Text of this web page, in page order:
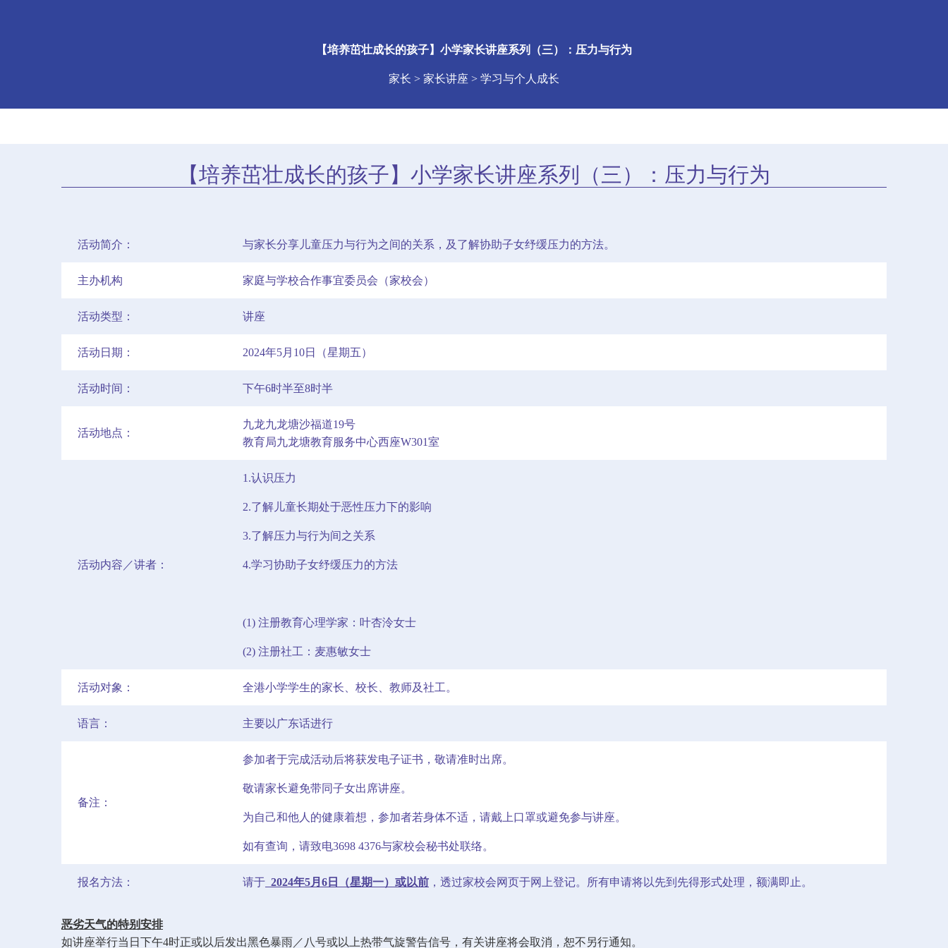
【培养茁壮成长的孩子】小学家长讲座系列（三）：压力与行为
家长 > 家长讲座 > 学习与个人成长
【培养茁壮成长的孩子】小学家长讲座系列（三）：压力与行为
活动简介： 与家长分享儿童压力与行为之间的关系，及了解协助子女纾缓压力的方法。
主办机构 家庭与学校合作事宜委员会（家校会）
活动类型： 讲座
活动日期： 2024年5月10日（星期五）
活动时间： 下午6时半至8时半
活动地点：
九龙九龙塘沙福道19号
教育局九龙塘教育服务中心西座W301室
活动内容／讲者：
1.认识压力
2.了解儿童长期处于恶性压力下的影响
3.了解压力与行为间之关系
4.学习协助子女纾缓压力的方法
(1) 注册教育心理学家：叶杏泠女士
(2) 注册社工：麦惠敏女士
活动对象： 全港小学学生的家长、校长、教师及社工。
语言： 主要以广东话进行
备注：
参加者于完成活动后将获发电子证书，敬请准时出席。
敬请家长避免带同子女出席讲座。
为自己和他人的健康着想，参加者若身体不适，请戴上口罩或避免参与讲座。
如有查询，请致电3698 4376与家校会秘书处联络。
报名方法： 请于 2024年5月6日（星期一）或以前 ，透过家校会网页于网上登记。所有申请将以先到先得形式处理，额满即止。
恶劣天气的特别安排
如讲座举行当日下午4时正或以后发出黑色暴雨／八号或以上热带气旋警告信号，有关讲座将会取消，恕不另行通知。